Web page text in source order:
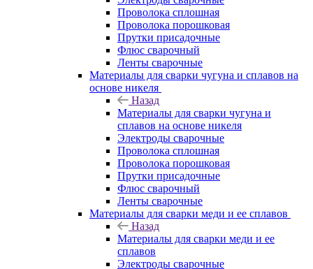
Проволока сплошная
Проволока порошковая
Прутки присадочные
Флюс сварочный
Ленты сварочные
Материалы для сварки чугуна и сплавов на
основе никеля
Назад
Материалы для сварки чугуна и
сплавов на основе никеля
Электроды сварочные
Проволока сплошная
Проволока порошковая
Прутки присадочные
Флюс сварочный
Ленты сварочные
Материалы для сварки меди и ее сплавов
Назад
Материалы для сварки меди и ее
сплавов
Электроды сварочные